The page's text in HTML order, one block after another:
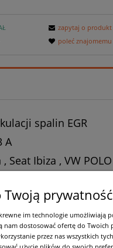
zapytaj o produkt
poleć znajomemu
spalin EGR
A
Seat Ibiza , VW POLO
Moje konto
Twoją prywatność
im technologie umożliwiają
nam dostosować ofertę do Twoich
przez nas wszystkich